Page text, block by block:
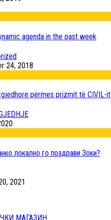
agenda in the past week
24, 2018
përmes prizmit të CIVIL-it
локално го поздрави Зоки?
2021
МАГАЗИН